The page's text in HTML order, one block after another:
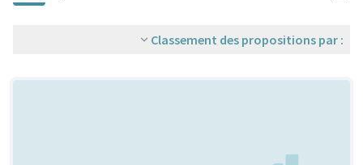
Classement des propositions par :